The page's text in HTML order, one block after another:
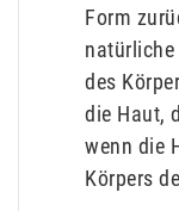
Form
des
die Haut,
wenn die
Körpers